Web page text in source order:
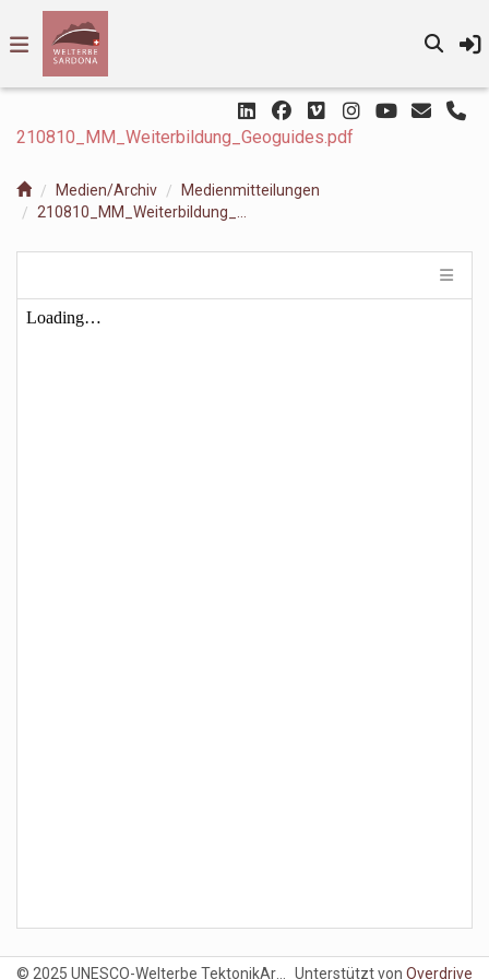
210810_MM_Weiterbildung_Geoguides.pdf
Medien/Archiv
Medienmitteilungen
Unterstützt von Overdrive